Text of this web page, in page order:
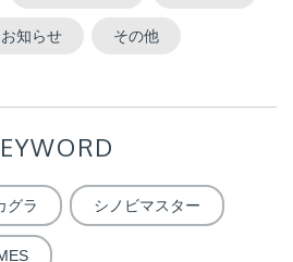
知らせ その他
グラ シノビマスター